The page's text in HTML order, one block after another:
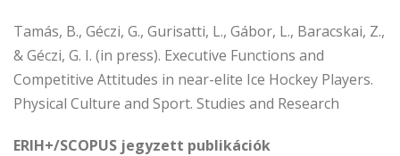
Tamás, B., Géczi, G., Gurisatti, L., Gábor, L., Baracskai, Z.,
& Géczi, G. I. (in press). Executive Functions and
Competitive Attitudes in near-elite Ice Hockey Players.
Physical Culture and Sport. Studies and Research
ERIH+/SCOPUS jegyzett publikációk